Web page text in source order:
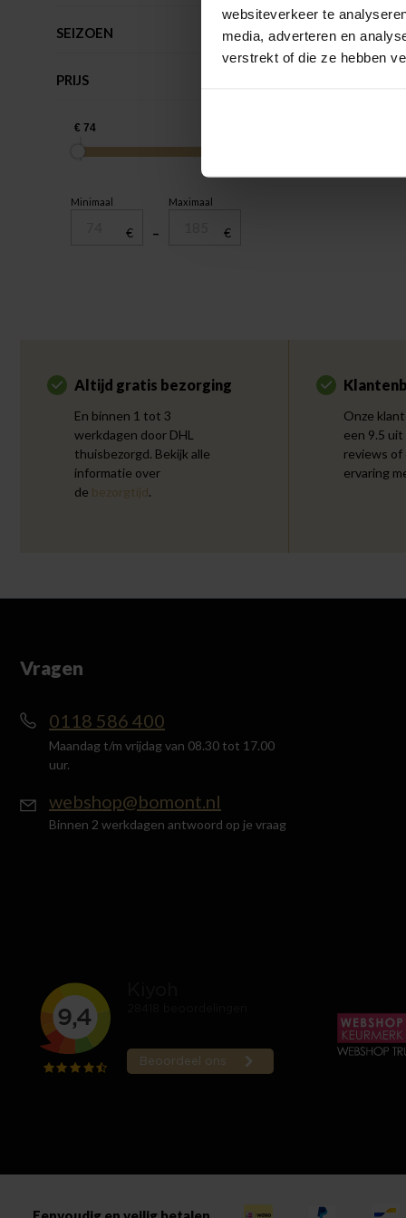
websiteverkeer te
media, adverteren en
verstrekt of die ze hebben
SEIZOEN
PRIJS
Minimaal
€ –
Maximaal
€
Altijd gratis bezorging
En binnen 1 tot 3
werkdagen door DHL
thuisbezorgd. Bekijk alle
informatie over
de bezorgtijd.
Onze
een 9.5 uit
reviews of
ervaring
Vragen
0118 586 400
Maandag t/m vrijdag van 08.30 tot 17.00
uur.
webshop@bomont.nl
Binnen 2 werkdagen antwoord op je vraag